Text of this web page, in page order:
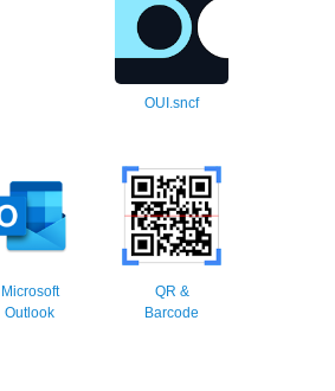
OUI.sncf
Microsoft
Outlook
QR &
Barcode